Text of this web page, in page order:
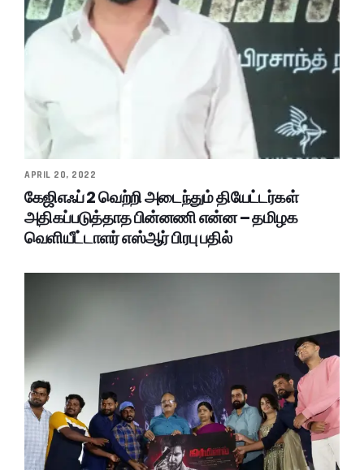
APRIL 20, 2022
கேஜிஎஃப் 2 வெற்றி அடைந்தும் தியேட்டர்கள்
அதிகப்படுத்தாத பின்னணி என்ன – தமிழக
வெளியீட்டாளர் எஸ்ஆர் பிரபு பதில்